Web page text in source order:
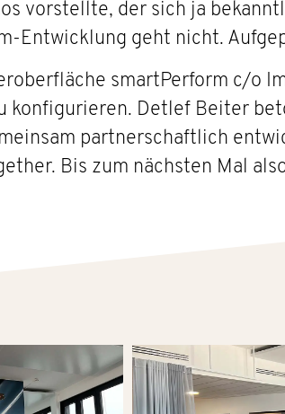
vorstellte, der sich ja
Entwicklung geht nicht.
smartPerform c/o
Detlef Beiter
partnerschaftlich
Bis zum nächsten Mal